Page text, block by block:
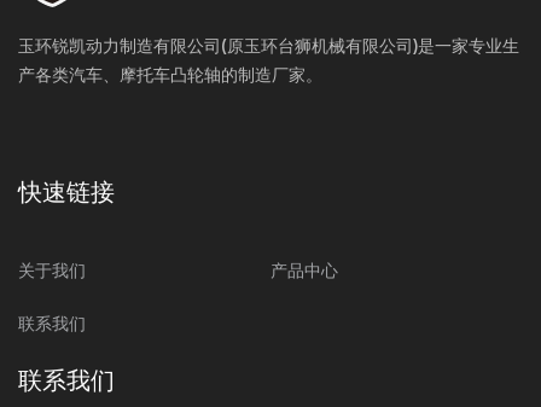
玉环锐凯动力制造有限公司(原玉环台狮机械有限公司)是一家专业生
产各类汽车、摩托车凸轮轴的制造厂家。
快速链接
关于我们 产品中心
联系我们
联系我们